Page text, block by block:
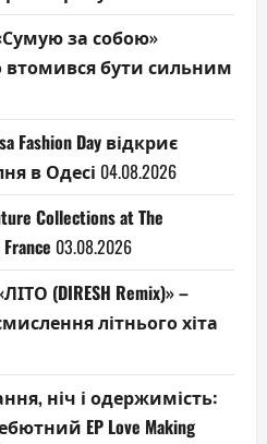
«Сумую за собою»
втомився бути сильним
Fashion Day відкриє
в Одесі 04.08.2026
Collections at The
03.08.2026
(DIRESH Remix)» –
літнього хіта
ніч і одержимість:
EP Love Making